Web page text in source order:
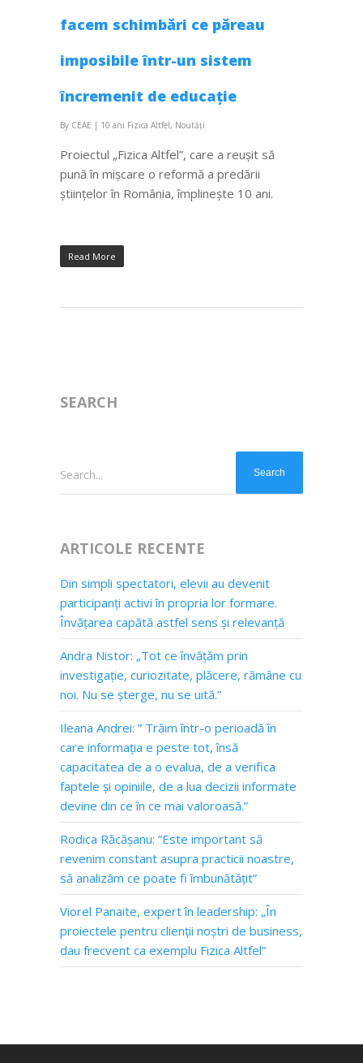
facem schimbări ce păreau
imposibile într-un sistem
încremenit de educație
By CEAE | 10 ani Fizica Altfel, Noutăți
Proiectul „Fizica Altfel”, care a reușit să
pună în mișcare o reformă a predării
științelor în România, împlinește 10 ani.
Read More
SEARCH
Search...
ARTICOLE RECENTE
Din simpli spectatori, elevii au devenit
participanți activi în propria lor formare.
Învățarea capătă astfel sens și relevanță
Andra Nistor: „Tot ce învățăm prin
investigație, curiozitate, plăcere, rămâne cu
noi. Nu se șterge, nu se uită.”
Ileana Andrei: ” Trăim într-o perioadă în
care informația e peste tot, însă
capacitatea de a o evalua, de a verifica
faptele și opiniile, de a lua decizii informate
devine din ce în ce mai valoroasă.”
Rodica Răcășanu: ”Este important să
revenim constant asupra practicii noastre,
să analizăm ce poate fi îmbunătățit”
Viorel Panaite, expert în leadership: „În
proiectele pentru clienții noștri de business,
dau frecvent ca exemplu Fizica Altfel”